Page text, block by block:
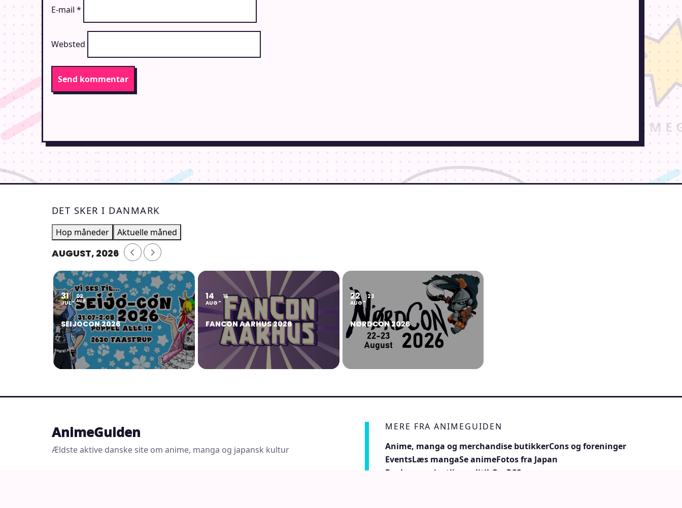
E-mail *
Websted
DET SKER I DANMARK
Hop måneder Aktuelle måned
AUGUST, 2026
31
JUL
02
AUG
SEIJOCON 2026
14
AUG
16
FANCON AARHUS 2026
22
AUG
23
NØRDCON 2026
AnimeGuiden
Ældste aktive danske site om anime, manga og japansk kultur
MERE FRA ANIMEGUIDEN
Anime, manga og merchandise butikkerCons og foreninger
EventsLæs mangaSe animeFotos fra Japan
Regler og privatlivs politik Om RSS